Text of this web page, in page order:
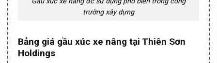
trường xây dựng
Bảng giá gầu xúc xe nâng tại Thiên Sơn
Holdings